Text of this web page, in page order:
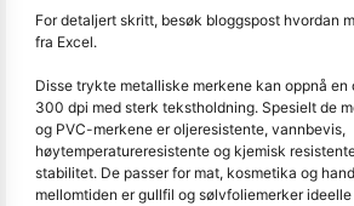
For detaljert skritt, besøk bloggspost hvordan
fra Excel.
Disse trykte metalliske merkene kan oppnå en
300 dpi med sterk tekstholdning. Spesielt de
og PVC-merkene er oljeresistente, vannbevis,
høytemperatureresistente og kjemisk
stabilitet. De passer for mat, kosmetika og
mellomtiden er gullfil og sølvfoliemerker